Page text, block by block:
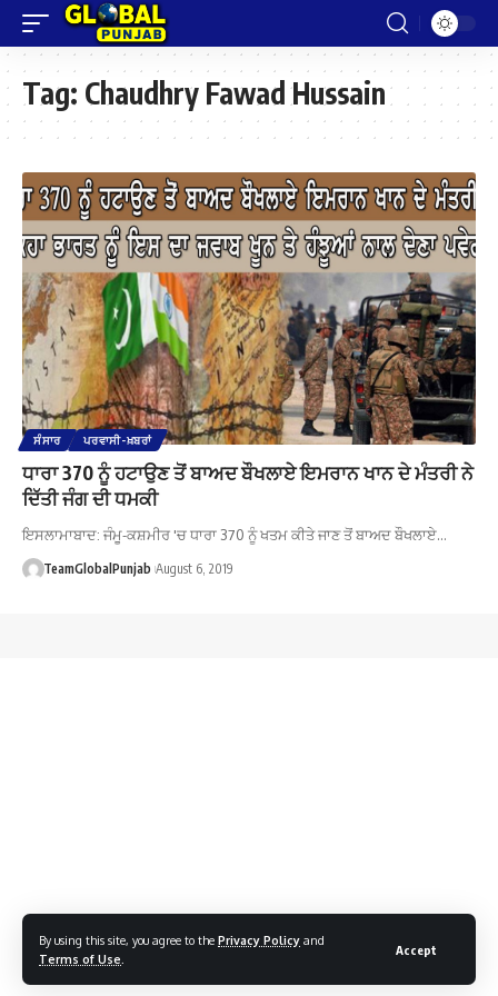
By using this site, you agree to the Privacy Policy and
Terms of Use
Accept
Tag: Chaudhry Fawad Hussain
ਸੰਸਾਰ ਪਰਵਾਸੀ-ਖ਼ਬਰਾਂ
ਧਾਰਾ 370 ਨੂੰ ਹਟਾਉਣ ਤੋਂ ਬਾਅਦ ਬੌਖਲਾਏ ਇਮਰਾਨ ਖਾਨ ਦੇ ਮੰਤਰੀ ਨੇ
ਦਿੱਤੀ ਜੰਗ ਦੀ ਧਮਕੀ
ਇਸਲਾਮਾਬਾਦ: ਜੰਮੂ-ਕਸ਼ਮੀਰ 'ਚ ਧਾਰਾ 370 ਨੂੰ ਖਤਮ ਕੀਤੇ ਜਾਣ ਤੋਂ ਬਾਅਦ ਬੌਖਲਾਏ…
TeamGlobalPunjab August 6, 2019